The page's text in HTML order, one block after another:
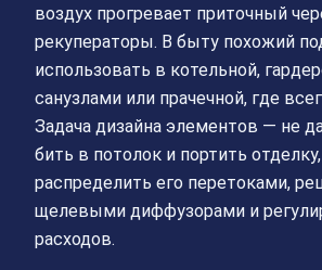
воздух прогревает приточный
рекуператоры. В быту похожий
использовать в котельной,
санузлами или прачечной, где
Задача дизайна элементов — не
бить в потолок и портить
распределить его перетоками,
щелевыми диффузорами и
расходов.